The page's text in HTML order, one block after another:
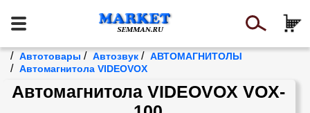
/ Автотовары / Автозвук / АВТОМАГНИТОЛЫ
/ Автомагнитола VIDEOVOX
Автомагнитола VIDEOVOX VOX-